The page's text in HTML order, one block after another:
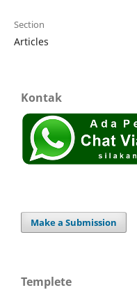
Section
Articles
Kontak
Make a Submission
Templete